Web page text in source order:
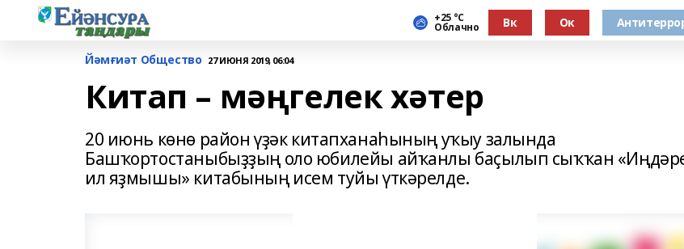
+25 °С
Облачно Вк Ок
Йәмғиәт Общество 27 ИЮНЯ 2019, 06:04
Китап – мәңгелек хәтер
20 июнь көнө район үҙәк китапханаһының уҡыу залында
Башҡортостаныбыҙҙың оло юбилейы айҡанлы баҫылып сыҡҡан
ил яҙмышы» китабының исем туйы үткәрелде.